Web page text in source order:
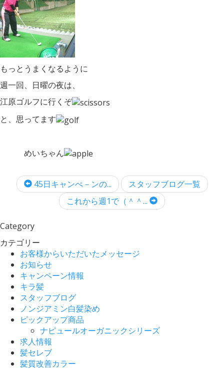
もっとうまくなるように
週一回、日曜の夜は、
江原ゴルフに行くぞ
と、思ってます
めいちゃん
45日キャンぺ－ンの...
スタッフブログ一覧
これから週1で（＾＾...
Category
カテゴリー
お客様からいただいたメッセージ
お知らせ
キャンペーン情報
キラ髪
スタッフブログ
ノンジアミン白髪染め
ピックアップ商品
ナピュールオーガニックシリーズ
求人情報
髪セレブ
髪質改善カラー